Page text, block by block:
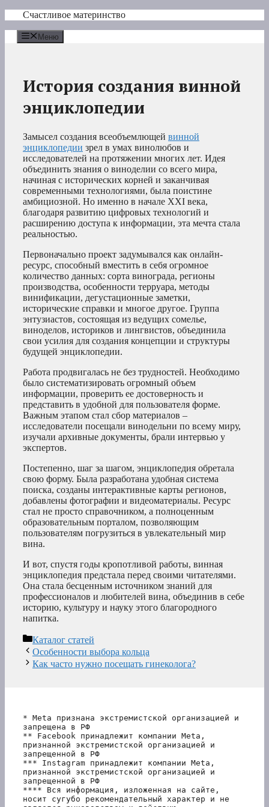
Перейти
содержимому
Счастливое материнство
Меню
История создания винной
энциклопедии
Замысел создания всеобъемлющей винной
энциклопедии зрел в умах винолюбов и
исследователей на протяжении многих лет. Идея
объединить знания о виноделии со всего мира,
начиная с исторических корней и заканчивая
современными технологиями, была поистине
амбициозной. Но именно в начале XXI века,
благодаря развитию цифровых технологий и
расширению доступа к информации, эта мечта стала
реальностью.
Первоначально проект задумывался как онлайн-
ресурс, способный вместить в себя огромное
количество данных: сорта винограда, регионы
производства, особенности терруара, методы
винификации, дегустационные заметки,
исторические справки и многое другое. Группа
энтузиастов, состоящая из ведущих сомелье,
виноделов, историков и лингвистов, объединила
свои усилия для создания концепции и структуры
будущей энциклопедии.
Работа продвигалась не без трудностей. Необходимо
было систематизировать огромный объем
информации, проверить ее достоверность и
представить в удобной для пользователя форме.
Важным этапом стал сбор материалов –
исследователи посещали винодельни по всему миру,
изучали архивные документы, брали интервью у
экспертов.
Постепенно, шаг за шагом, энциклопедия обретала
свою форму. Была разработана удобная система
поиска, созданы интерактивные карты регионов,
добавлены фотографии и видеоматериалы. Ресурс
стал не просто справочником, а полноценным
образовательным порталом, позволяющим
пользователям погрузиться в увлекательный мир
вина.
И вот, спустя годы кропотливой работы, винная
энциклопедия предстала перед своими читателями.
Она стала бесценным источником знаний для
профессионалов и любителей вина, объединив в себе
историю, культуру и науку этого благородного
напитка.
Рубрики
Каталог статей
Особенности выбора кольца
Как часто нужно посещать гинеколога?
* Meta признана экстремистской организацией и
запрещена в РФ
** Facebook принадлежит компании Meta,
признанной экстремистской организацией и
запрещенной в РФ
*** Instagram принадлежит компании Meta,
признанной экстремистской организацией и
запрещенной в РФ
**** Вся информация, изложенная на сайте,
носит сугубо рекомендательный характер и не